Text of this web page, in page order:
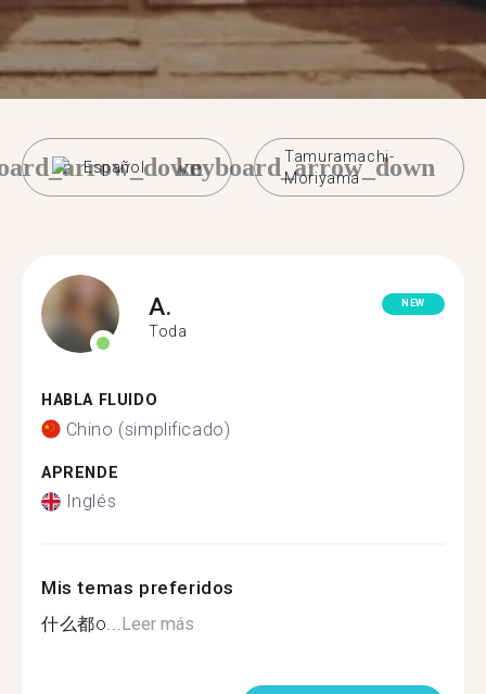
Español
Tamuramachi-
Moriyama
keyboard_arrow_down
A.
Toda
NEW
HABLA FLUIDO
Chino (simplificado)
APRENDE
Inglés
Mis temas preferidos
什么都o...Leer más